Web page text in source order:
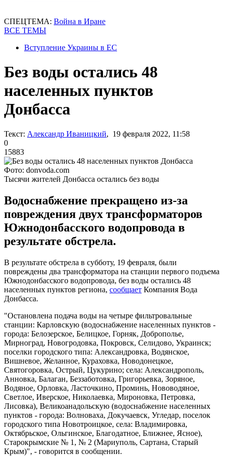
СПЕЦТЕМА: Война в Иране
ВСЕ ТЕМЫ
Вступление Украины в ЕС
Без воды остались 48
населенных пунктов
Донбасса
Текст: Александр Иваницкий, 19 февраля 2022, 11:58
0
15883
Фото: donvoda.com
Тысячи жителей Донбасса остались без воды
Водоснабжение прекращено из-за
повреждения двух трансформаторов
Южнодонбасского водопровода в
результате обстрела.
В результате обстрела в субботу, 19 февраля, были
повреждены два трансформатора на станции первого подъема
Южнодонбасского водопровода, без воды остались 48
населенных пунктов региона, сообщает Компания Вода
Донбасса.
"Остановлена подача воды на четыре фильтровальные
станции: Карловскую (водоснабжение населенных пунктов -
города: Белозерское, Белицкое, Горняк, Доброполье,
Мирноград, Новогродовка, Покровск, Селидово, Украинск;
поселки городского типа: Александровка, Водянское,
Вишневое, Желанное, Кураховка, Новодонецкое,
Святогоровка, Острый, Цукурино; села: Александрополь,
Анновка, Балаган, Беззаботовка, Григорьевка, Зоряное,
Водяное, Орловка, Ласточкино, Проминь, Нововодяное,
Светлое, Иверское, Николаевка, Мироновка, Петровка,
Лисовка), Великоанадольскую (водоснабжение населенных
пунктов - города: Волноваха, Докучаевск, Угледар, поселок
городского типа Новотроицкое, села: Владимировка,
Октябрьское, Ольгинское, Благодатное, Ближнее, Ясное),
Старокрымские № 1, № 2 (Мариуполь, Сартана, Старый
Крым)", - говорится в сообщении.